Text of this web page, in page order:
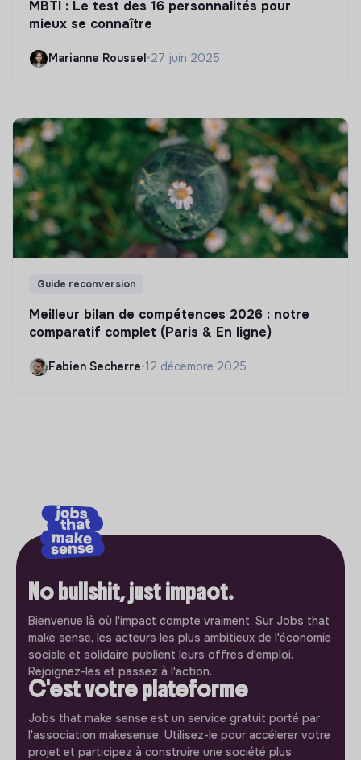
MBTI : Le test des 16 personnalités pour
mieux se connaître
Marianne Roussel •27 juin 2025
Guide reconversion
Meilleur bilan de compétences 2026 : notre
comparatif complet (Paris & En ligne)
Fabien Secherre•12 décembre 2025
No bullshit, just impact.
Bienvenue là où l'impact compte vraiment. Sur Jobs that
make sense, les acteurs les plus ambitieux de l'économie
sociale et solidaire publient leurs offres d'emploi.
Rejoignez-les et passez à l'action.
C'est votre plateforme
Jobs that make sense est un service gratuit porté par
l'association makesense. Utilisez-le pour accélerer votre
projet et participez à construire une société plus